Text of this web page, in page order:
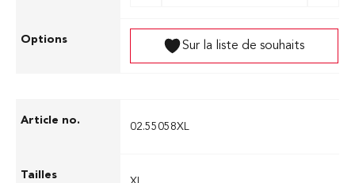
Sur la liste de souhaits
02.55058XL